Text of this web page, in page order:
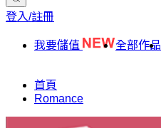
登入/註冊
我要儲值 全部作品
首頁
Romance